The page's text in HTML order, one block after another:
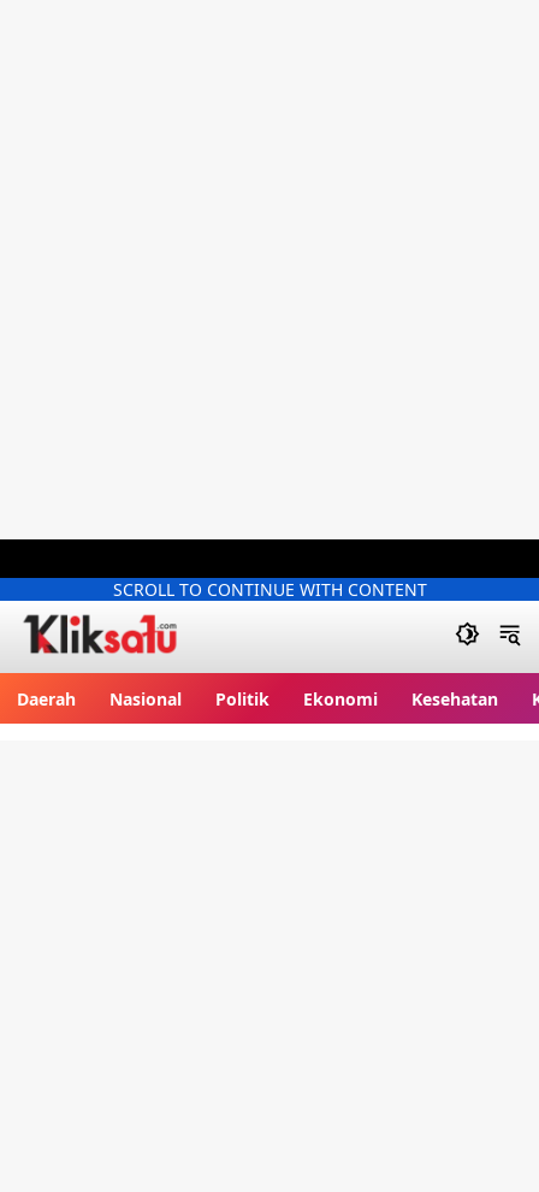
SCROLL TO CONTINUE WITH CONTENT
Daerah Nasional Politik Ekonomi Kesehatan